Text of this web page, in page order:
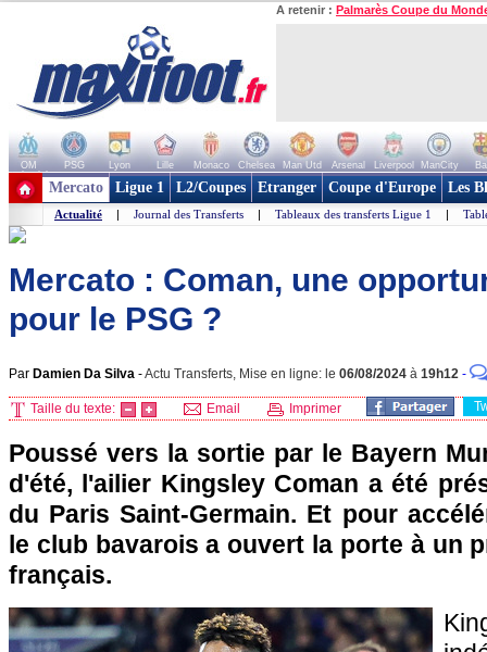
A retenir : Palmarès Coupe du
OM PSG Lyon Lille Monaco Chelsea Man Utd Arsenal Liverpool ManCity
+ de clubs
Mercato Ligue 1 L2/Coupes Etranger Coupe d'Europe Les
Actualité | Journal des Transferts | Tableaux des transferts Ligue 1 |
Mercato : Coman, une
pour le PSG ?
Par Damien Da Silva -Actu Transferts, Mise en ligne: le 06/08/2024 à 19h12 -
Taille du texte: Email Imprimer
Poussé vers la sortie par le Bayern
d'été, l'ailier Kingsley Coman a été
du Paris Saint-Germain. Et pour
le club bavarois a ouvert la porte à un
français.